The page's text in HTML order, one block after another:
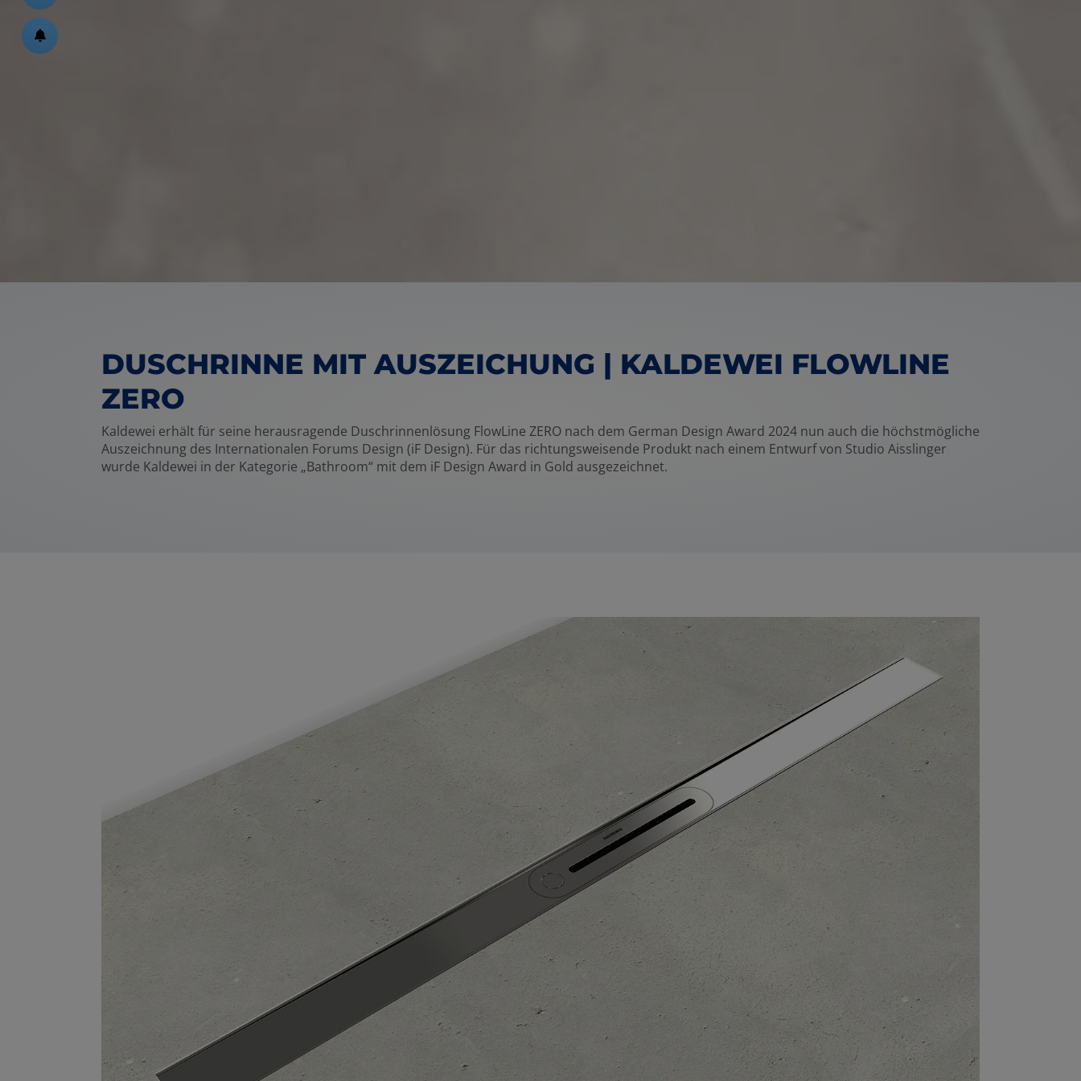
DUSCHRINNE MIT AUSZEICHUNG | KALDEWEI FLOWLINE
ZERO
Kaldewei erhält für seine herausragende Duschrinnenlösung FlowLine ZERO nach dem German Design Award 2024 nun auch die höchstmögliche
Auszeichnung des Internationalen Forums Design (iF Design). Für das richtungsweisende Produkt nach einem Entwurf von Studio Aisslinger
wurde Kaldewei in der Kategorie „Bathroom“ mit dem iF Design Award in Gold ausgezeichnet.